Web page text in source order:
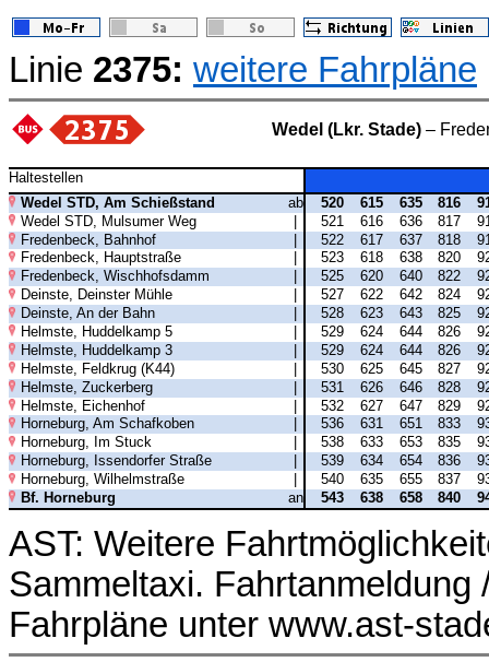
Linie 2375: weitere Fahrpläne
Wedel (Lkr. Stade)–
Haltestellen
Wedel STD, Am Schießstand
ab 520 615 635 816
Wedel STD, Mulsumer Weg
| 521 616 636 817
Fredenbeck, Bahnhof
| 522 617 637 818
Fredenbeck, Hauptstraße
523 618 638 820
Fredenbeck, Wischhofsdamm
525 620 640 822
Deinste, Deinster Mühle
527 622 642 824
Deinste, An der Bahn
528 623 643 825
Helmste, Huddelkamp 5
529 624 644 826
Helmste, Huddelkamp 3
529 624 644 826
Helmste, Feldkrug (K44)
530 625 645 827
Helmste, Zuckerberg
| 531 626 646 828
Helmste, Eichenhof
| 532 627 647 829
Horneburg, Am Schafkoben
536 631 651 833
Horneburg, Im Stuck
538 633 653 835
Horneburg, Issendorfer Straße
539 634 654 836
Horneburg, Wilhelmstraße
540 635 655 837
Bf. Horneburg
an 543 638 658 840
AST: Weitere
Sammeltaxi.
Fahrpläne unter www.ast-